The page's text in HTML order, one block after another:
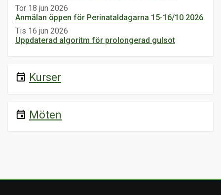
Tor 18 jun 2026
Anmälan öppen för Perinataldagarna 15-16/10 2026
Tis 16 jun 2026
Uppdaterad algoritm för prolongerad gulsot
event Kurser
event Möten